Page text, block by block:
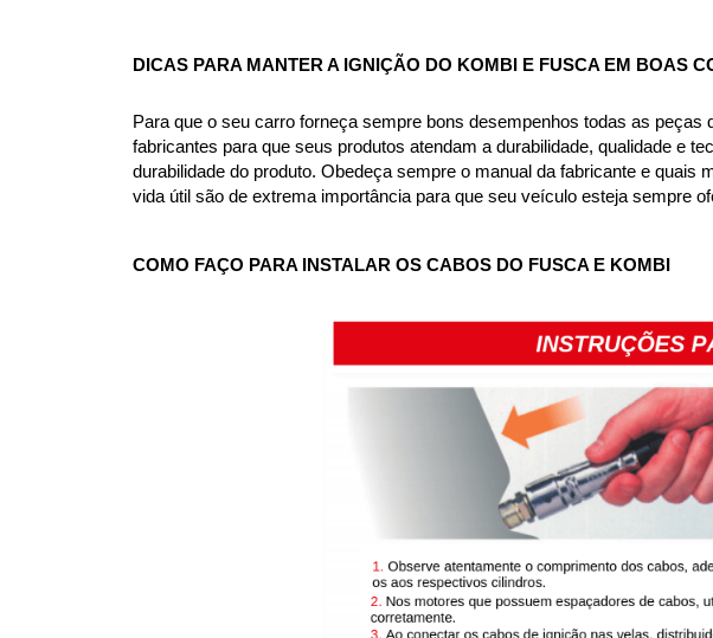
DICAS PARA MANTER A IGNIÇÃO DO KOMBI E FUSCA EM BOAS
Para que o seu carro forneça sempre bons desempenhos todas as
fabricantes para que seus produtos atendam a durabilidade, qualidade e
durabilidade do produto. Obedeça sempre o manual da fabricante e
vida útil são de extrema importância para que seu veículo esteja sempre
COMO FAÇO PARA INSTALAR OS CABOS DO FUSCA E KOMBI